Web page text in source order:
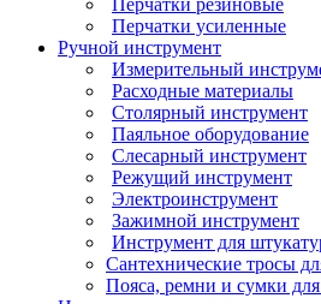
Перчатки резиновые
Перчатки усиленные
Ручной инструмент
Измерительный
Расходные материалы
Столярный инструмент
Паяльное оборудование
Слесарный инструмент
Режущий инструмент
Электроинструмент
Зажимной инструмент
Инструмент для
Сантехнические тросы
Пояса, ремни и сумки